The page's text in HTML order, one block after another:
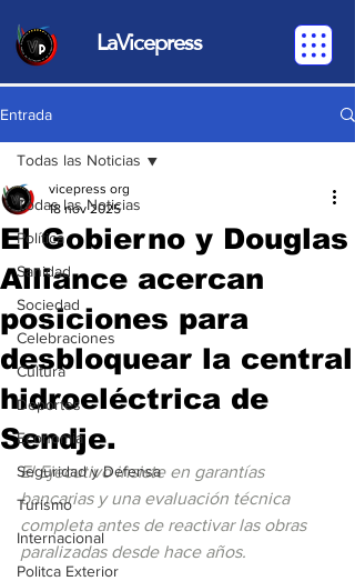
LaVicepress
Entrada
Todas las Noticias
Política
Sanidad
Sociedad
Celebraciones
Cultura
Deportes
Economia
Seguridad y Defensa
Turismo
Internacional
Politca Exterior
Todas las Noticias
El Gobierno y Douglas
Alliance acercan
posiciones para
desbloquear la central
hidroeléctrica de
Sendje.
vicepress org
18 nov 2025
El Ejecutivo insiste en garantías
bancarias y una evaluación técnica
completa antes de reactivar las obras
paralizadas desde hace años.